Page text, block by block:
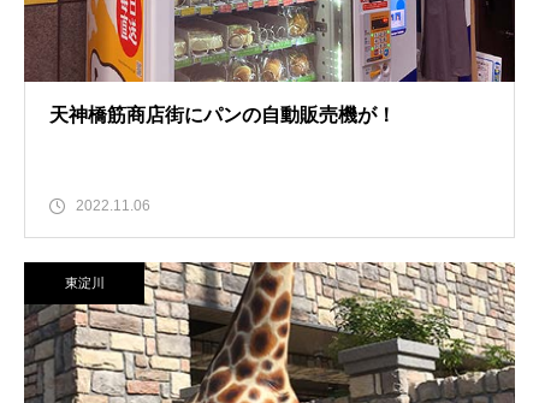
天神橋筋商店街にパンの自動販売機が！
2022.11.06
東淀川